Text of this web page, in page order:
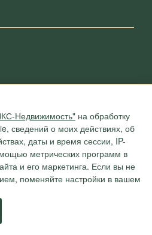
Недвижимость" на обработку
сведений о моих действиях, об
даты и время сессии, IP-
метрических программ в
и его маркетинга. Если вы не
поменяйте настройки в вашем
(4 этаж), тел. +7 (862) 296-06-07